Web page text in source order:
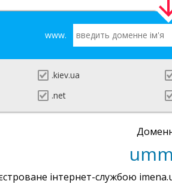
www.
.kiev.ua
.net
інтернет-службою